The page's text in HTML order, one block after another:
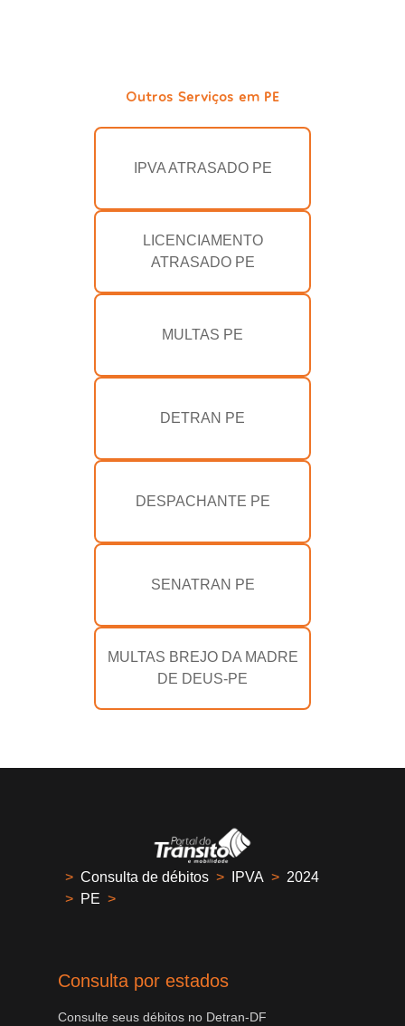
Outros Serviços em PE
IPVA ATRASADO PE
LICENCIAMENTO
ATRASADO PE
MULTAS PE
DETRAN PE
DESPACHANTE PE
SENATRAN PE
MULTAS BREJO DA MADRE
DE DEUS-PE
> Consulta de débitos > IPVA > 2024
> PE >
Consulta por estados
Consulte seus débitos no Detran-DF